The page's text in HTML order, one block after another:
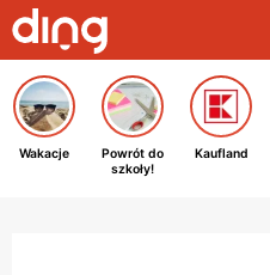
Wakacje
Powrót do
szkoły!
Kaufland